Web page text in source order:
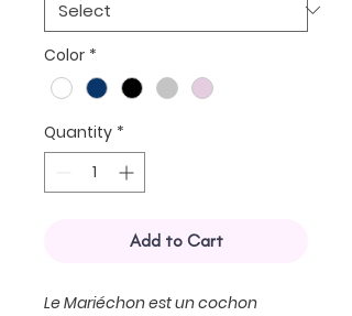
Color *
Quantity *
Add to Cart
Le Mariéchon est un cochon